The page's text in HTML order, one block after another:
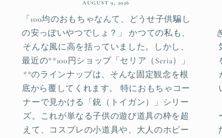
AUGUST 9, 2026
「100均のおもちゃなんて、どうせ子供騙し
の安っぽいやつでしょ？」 かつての私も、
そんな風に高を括っていました。しかし、
最近の**100円ショップ「セリア（Seria）」
**のラインナップは、そんな固定観念を根
底から覆してくれます。 特におもちゃコー
ナーで見かける「銃（トイガン）」シリー
ズ。これが単なる子供の遊び道具の枠を超
えて、コスプレの小道具や、大人のホビー